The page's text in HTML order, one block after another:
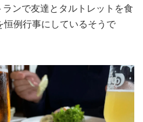
ンで友達とタルトレットを食
恒例行事にしているそうで